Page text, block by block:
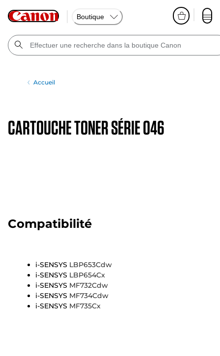
Boutique
Accueil
CARTOUCHE TONER SÉRIE 046
Compatibilité
i-SENSYS LBP653Cdw
i-SENSYS LBP654Cx
i-SENSYS MF732Cdw
i-SENSYS MF734Cdw
i-SENSYS MF735Cx